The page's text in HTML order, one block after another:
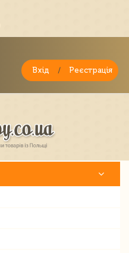
Вхід / Реєстрація